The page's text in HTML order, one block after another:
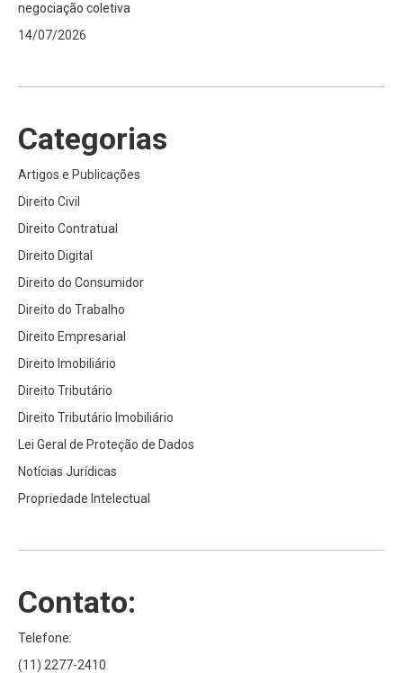
negociação coletiva
14/07/2026
Categorias
Artigos e Publicações
Direito Civil
Direito Contratual
Direito Digital
Direito do Consumidor
Direito do Trabalho
Direito Empresarial
Direito Imobiliário
Direito Tributário
Direito Tributário Imobiliário
Lei Geral de Proteção de Dados
Notícias Jurídicas
Propriedade Intelectual
Contato:
Telefone:
(11) 2277-2410